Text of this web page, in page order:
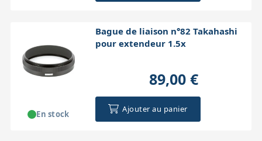
Bague de liaison n°82 Takahashi
pour extendeur 1.5x
89,00 €
Ajouter au panier
En stock